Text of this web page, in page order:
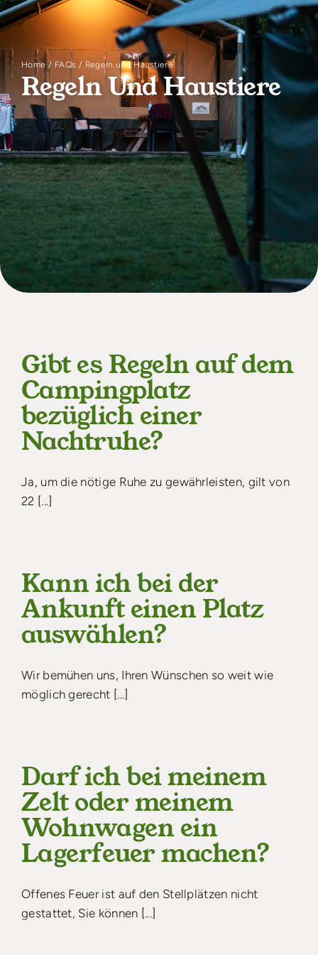
Suchen & Buchen
Home FAQs Regeln und Haustiere
Regeln Und Haustiere
Gibt es Regeln auf dem
Campingplatz
bezüglich einer
Nachtruhe?
Ja, um die nötige Ruhe zu gewährleisten, gilt von
22 [...]
Kann ich bei der
Ankunft einen Platz
auswählen?
Wir bemühen uns, Ihren Wünschen so weit wie
möglich gerecht [...]
Darf ich bei meinem
Zelt oder meinem
Wohnwagen ein
Lagerfeuer machen?
Offenes Feuer ist auf den Stellplätzen nicht
gestattet, Sie können [...]